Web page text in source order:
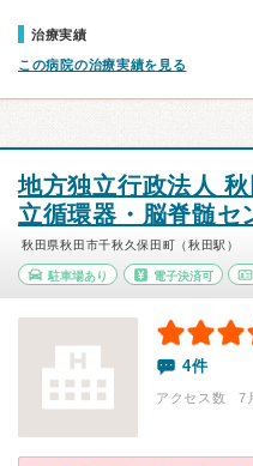
治療実績
この病院の治療実績を見る
地方独立行政法人
立循環器・脳脊髄セ
秋田県秋田市千秋久保田町（秋田駅）
駐車場あり 電子決済可
4件
アクセス数 7